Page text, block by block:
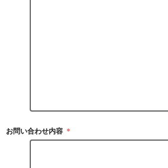
お問い合わせ内容 ＊